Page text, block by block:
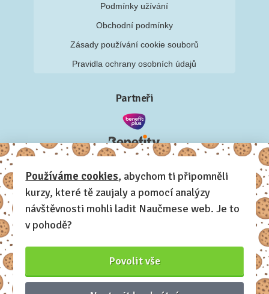
Podmínky užívání
Obchodní podmínky
Zásady používání cookie souborů
Pravidla ochrany osobních údajů
Partneři
Používáme cookies, abychom ti připomněli
kurzy, které tě zaujaly a pomocí analýzy
návštěvnosti mohli ladit Naučmese web. Je to
v pohodě?
Povolit vše